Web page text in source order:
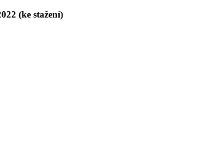
(ke stažení)